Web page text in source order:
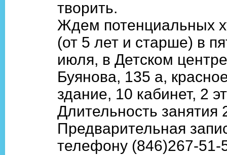
творить.
Ждем потенциальных
(от 5 лет и старше) в
июля, в Детском
Буянова, 135 а,
здание, 10 кабинет, 2
Длительность занятия
Предварительная
телефону (846)267-51-